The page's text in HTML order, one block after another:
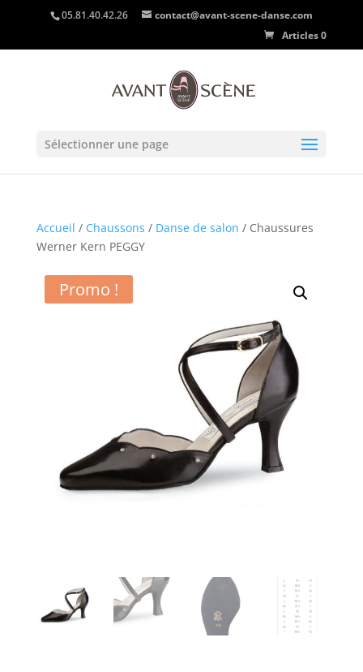
05.81.40.42.26
contact@avant-scene-danse.com
Articles 0
Sélectionner une page
Accueil / Chaussons / Danse de salon / Chaussures
Werner Kern PEGGY
Promo !